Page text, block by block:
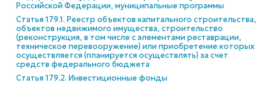
Российской Федерации, муниципальные программы
Статья 179.1. Реестр объектов капитального строительства,
объектов недвижимого имущества, строительство
(реконструкция, в том числе с элементами реставрации,
техническое перевооружение) или приобретение которых
осуществляется (планируется осуществлять) за счет
средств федерального бюджета
Статья 179.2. Инвестиционные фонды